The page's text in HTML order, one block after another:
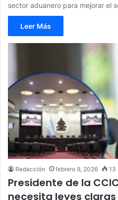
sector aduanero para mejorar el
Leer Más
Redacción febrero 9, 2026 13
Presidente de la
necesita leyes